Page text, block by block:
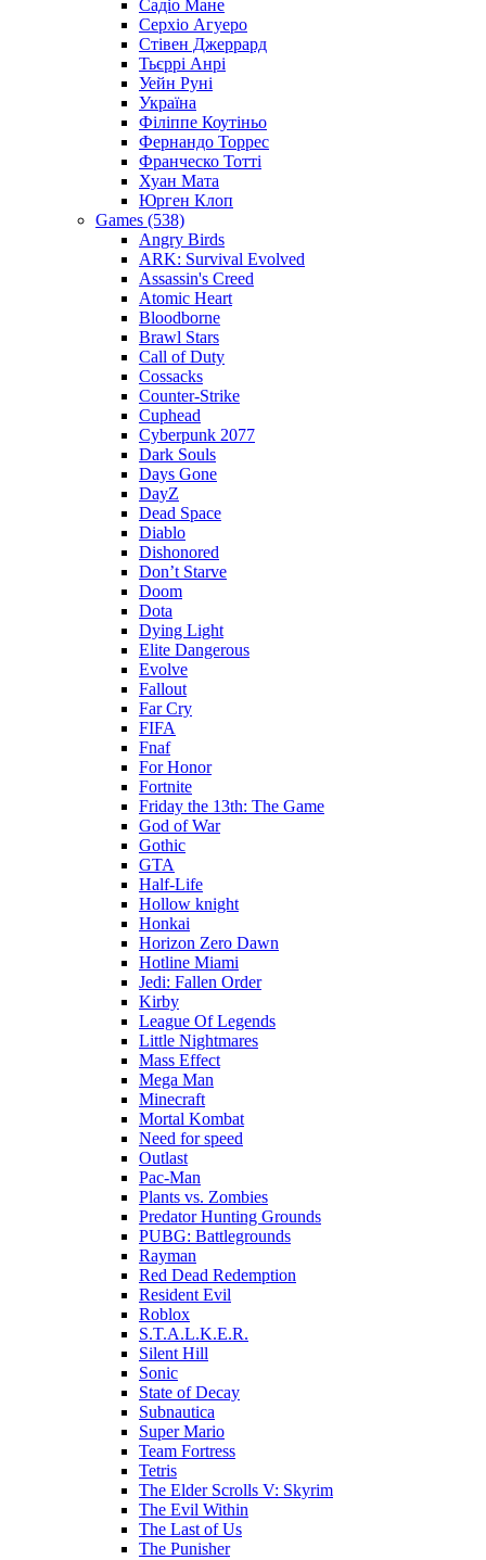
Садіо Мане
Серхіо Агуеро
Стівен Джеррард
Тьєррі Анрі
Уейн Руні
Україна
Філіппе Коутіньо
Фернандо Торрес
Франческо Тотті
Хуан Мата
Юрген Клоп
Games (538)
Angry Birds
ARK: Survival Evolved
Assassin's Creed
Atomic Heart
Bloodborne
Brawl Stars
Call of Duty
Cossacks
Counter-Strike
Cuphead
Cyberpunk 2077
Dark Souls
Days Gone
DayZ
Dead Space
Diablo
Dishonored
Don’t Starve
Doom
Dota
Dying Light
Elite Dangerous
Evolve
Fallout
Far Cry
FIFA
Fnaf
For Honor
Fortnite
Friday the 13th: The Game
God of War
Gothic
GTA
Half-Life
Hollow knight
Honkai
Horizon Zero Dawn
Hotline Miami
Jedi: Fallen Order
Kirby
League Of Legends
Little Nightmares
Mass Effect
Mega Man
Minecraft
Mortal Kombat
Need for speed
Outlast
Pac-Man
Plants vs. Zombies
Predator Hunting Grounds
PUBG: Battlegrounds
Rayman
Red Dead Redemption
Resident Evil
Roblox
S.T.A.L.K.E.R.
Silent Hill
Sonic
State of Decay
Subnautica
Super Mario
Team Fortress
Tetris
The Elder Scrolls V: Skyrim
The Evil Within
The Last of Us
The Punisher